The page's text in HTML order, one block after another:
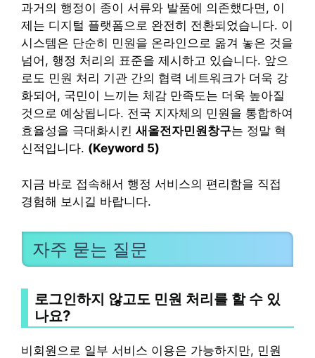
과거의 행정이 종이 서류와 발품에 의존했다면, 이
제는 디지털 플랫폼으로 완전히 전환되었습니다. 이
시스템은 단순히 민원을 온라인으로 옮겨 놓은 것을
넘어, 행정 처리의 표준을 제시하고 있습니다. 앞으
로도 민원 처리 기관 간의 협력 네트워크가 더욱 강
화되어, 국민이 느끼는 체감 만족도는 더욱 높아질
것으로 예상됩니다. 전국 지자체의 민원을 통합하여
효율성을 극대화시킨 새올전자민원창구는 정말 혁
신적입니다. (Keyword 5)
지금 바로 접속해서 행정 서비스의 편리함을 직접
경험해 보시길 바랍니다.
자주 묻는 질문
로그인하지 않고도 민원 처리를 할 수 있
나요?
비회원으로 일부 서비스 이용은 가능하지만, 민원